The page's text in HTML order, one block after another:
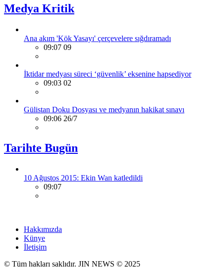
Medya Kritik
Ana akım 'Kök Yasayı' çerçevelere sığdıramadı
09:07 09
İktidar medyası süreci ‘güvenlik’ eksenine hapsediyor
09:03 02
Gülistan Doku Dosyası ve medyanın hakikat sınavı
09:06 26/7
Tarihte Bugün
10 Ağustos 2015: Ekin Wan katledildi
09:07
Hakkımızda
Künye
İletişim
© Tüm hakları saklıdır. JIN NEWS © 2025